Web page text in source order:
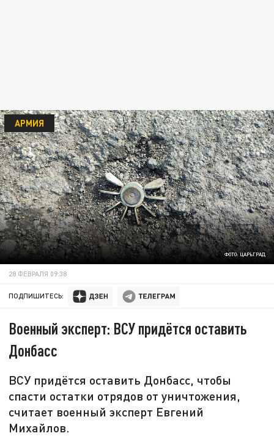
ФОТО: ЦАРЬГРАД
АРМИЯ
28 ФЕВРАЛЯ 09:38
ПОДПИШИТЕСЬ:
Военный эксперт: ВСУ придётся оставить
Донбасс
ВСУ придётся оставить Донбасс, чтобы
спасти остатки отрядов от уничтожения,
считает военный эксперт Евгений
Михайлов.